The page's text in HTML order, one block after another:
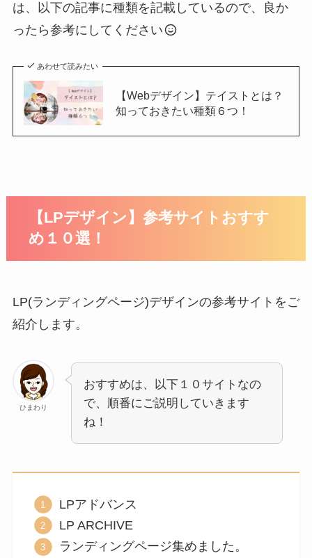
は、以下の記事に種類を記載しているので、良か
ったら参考にしてください
あわせて読みたい
【Webデザイン】テイストとは？
知っておきたい種類６つ！
【LPデザイン】参考サイトおすす
め１０選！
LP(ランディングページ)デザインの参考サイトをご
紹介します。
ひまわり
おすすめは、以下１０サイトなの
で、順番にご説明していきます
ね！
LPアドバンス
LP ARCHIVE
ランディングページ集めました。